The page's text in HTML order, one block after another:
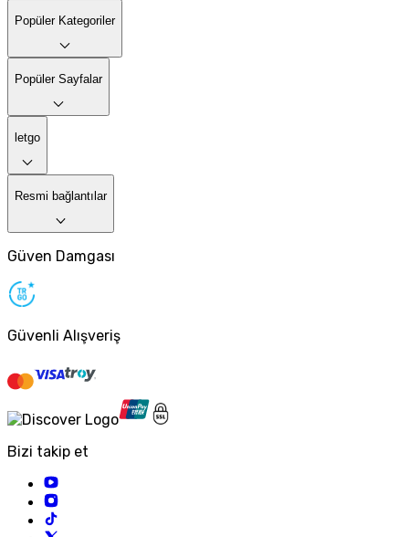
Popüler Kategoriler
Popüler Sayfalar
letgo
Resmi bağlantılar
Güven Damgası
Güvenli Alışveriş
Bizi takip et